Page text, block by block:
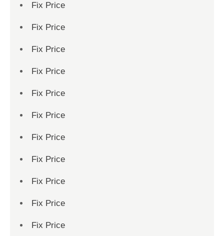
Fix Price
Fix Price
Fix Price
Fix Price
Fix Price
Fix Price
Fix Price
Fix Price
Fix Price
Fix Price
Fix Price